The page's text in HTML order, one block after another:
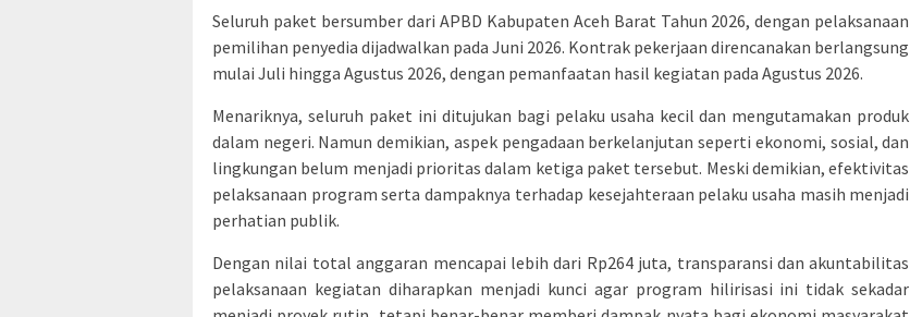
Seluruh paket bersumber dari APBD Kabupaten Aceh Barat Tahun 2026, dengan pelaksanaan
pemilihan penyedia dijadwalkan pada Juni 2026. Kontrak pekerjaan direncanakan berlangsung
mulai Juli hingga Agustus 2026, dengan pemanfaatan hasil kegiatan pada Agustus 2026.
Menariknya, seluruh paket ini ditujukan bagi pelaku usaha kecil dan mengutamakan produk
dalam negeri. Namun demikian, aspek pengadaan berkelanjutan seperti ekonomi, sosial, dan
lingkungan belum menjadi prioritas dalam ketiga paket tersebut. Meski demikian, efektivitas
pelaksanaan program serta dampaknya terhadap kesejahteraan pelaku usaha masih menjadi
perhatian publik.
Dengan nilai total anggaran mencapai lebih dari Rp264 juta, transparansi dan akuntabilitas
pelaksanaan kegiatan diharapkan menjadi kunci agar program hilirisasi ini tidak sekadar